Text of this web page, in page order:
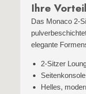
Ihre
Das Monaco
elegante
2‑Sitzer
Helles,